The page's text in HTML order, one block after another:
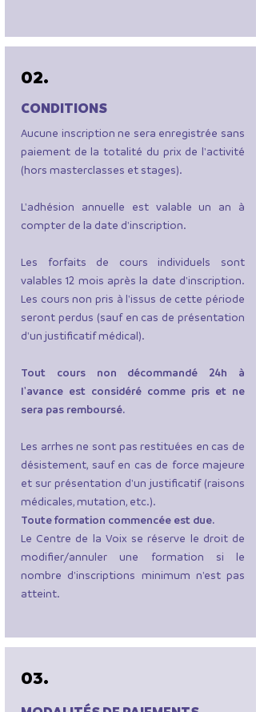
02.
CONDITIONS
Aucune inscription ne sera enregistrée sans
paiement de la totalité du prix de l'activité
(hors masterclasses et stages).
L'adhésion annuelle est valable un an à
compter de la date d'inscription.
Les forfaits de cours individuels sont
valables 12 mois après la date d'inscription.
Les cours non pris à l'issus de cette période
seront perdus (sauf en cas de présentation
d'un justificatif médical).
Tout cours non décommandé 24h à
l'avance est considéré comme pris et ne
sera pas remboursé.
Les arrhes ne sont pas restituées en cas de
désistement, sauf en cas de force majeure
et sur présentation d'un justificatif (raisons
médicales, mutation, etc.).
Toute formation commencée est due.
Le Centre de la Voix se réserve le droit de
modifier/annuler une formation si le
nombre d'inscriptions minimum n'est pas
atteint.
03.